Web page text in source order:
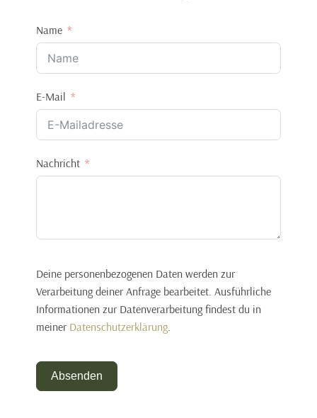
Name
E-Mail
Nachricht
Deine personenbezogenen Daten werden zur
Verarbeitung deiner Anfrage bearbeitet. Ausführliche
Informationen zur Datenverarbeitung findest du in
meiner Datenschutzerklärung.
Absenden